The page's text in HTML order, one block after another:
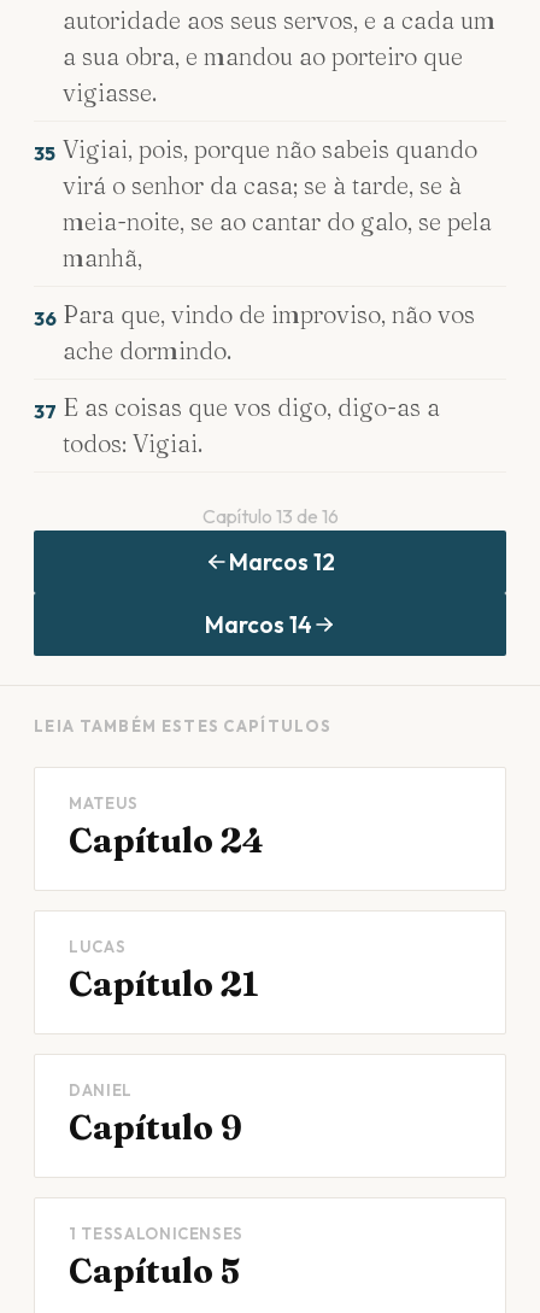
autoridade aos seus servos, e a cada um
a sua obra, e mandou ao porteiro que
vigiasse.
35 Vigiai, pois, porque não sabeis quando
virá o senhor da casa; se à tarde, se à
meia-noite, se ao cantar do galo, se pela
manhã,
36 Para que, vindo de improviso, não vos
ache dormindo.
37 E as coisas que vos digo, digo-as a
todos: Vigiai.
Capítulo 13 de 16
Marcos 12
Marcos 14
LEIA TAMBÉM ESTES CAPÍTULOS
MATEUS
Capítulo 24
LUCAS
Capítulo 21
DANIEL
Capítulo 9
1 TESSALONICENSES
Capítulo 5